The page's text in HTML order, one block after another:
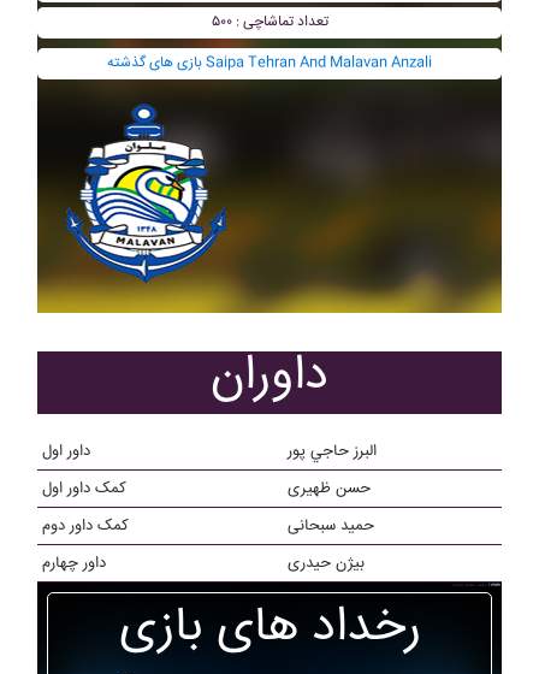
تعداد تماشاچی : ۵۰۰
بازی های گذشته Saipa Tehran And Malavan Anzali
داوران
داور اول
البرز حاجي پور
کمک داور اول
حسن ظهیری
کمک داور دوم
حمید سبحانی
داور چهارم
بیژن حیدری
رخداد های بازی